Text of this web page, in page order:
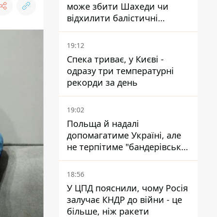
може збити Шахеди чи
відхилити балістичні
ракети
19:12
Спека триває, у Києві -
одразу три температурні
рекорди за день
19:02
Польща й надалі
допомагатиме Україні, але
не терпітиме "бандерівської
символіки" - Навроцький
18:56
У ЦПД пояснили, чому Росія
залучає КНДР до війни - це
більше, ніж ракети